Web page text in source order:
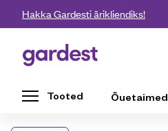
Liigu edasi põhisisu juurde
Hakka Gardesti ärikliendiks!
Gardest
Tooted Õuetaimed